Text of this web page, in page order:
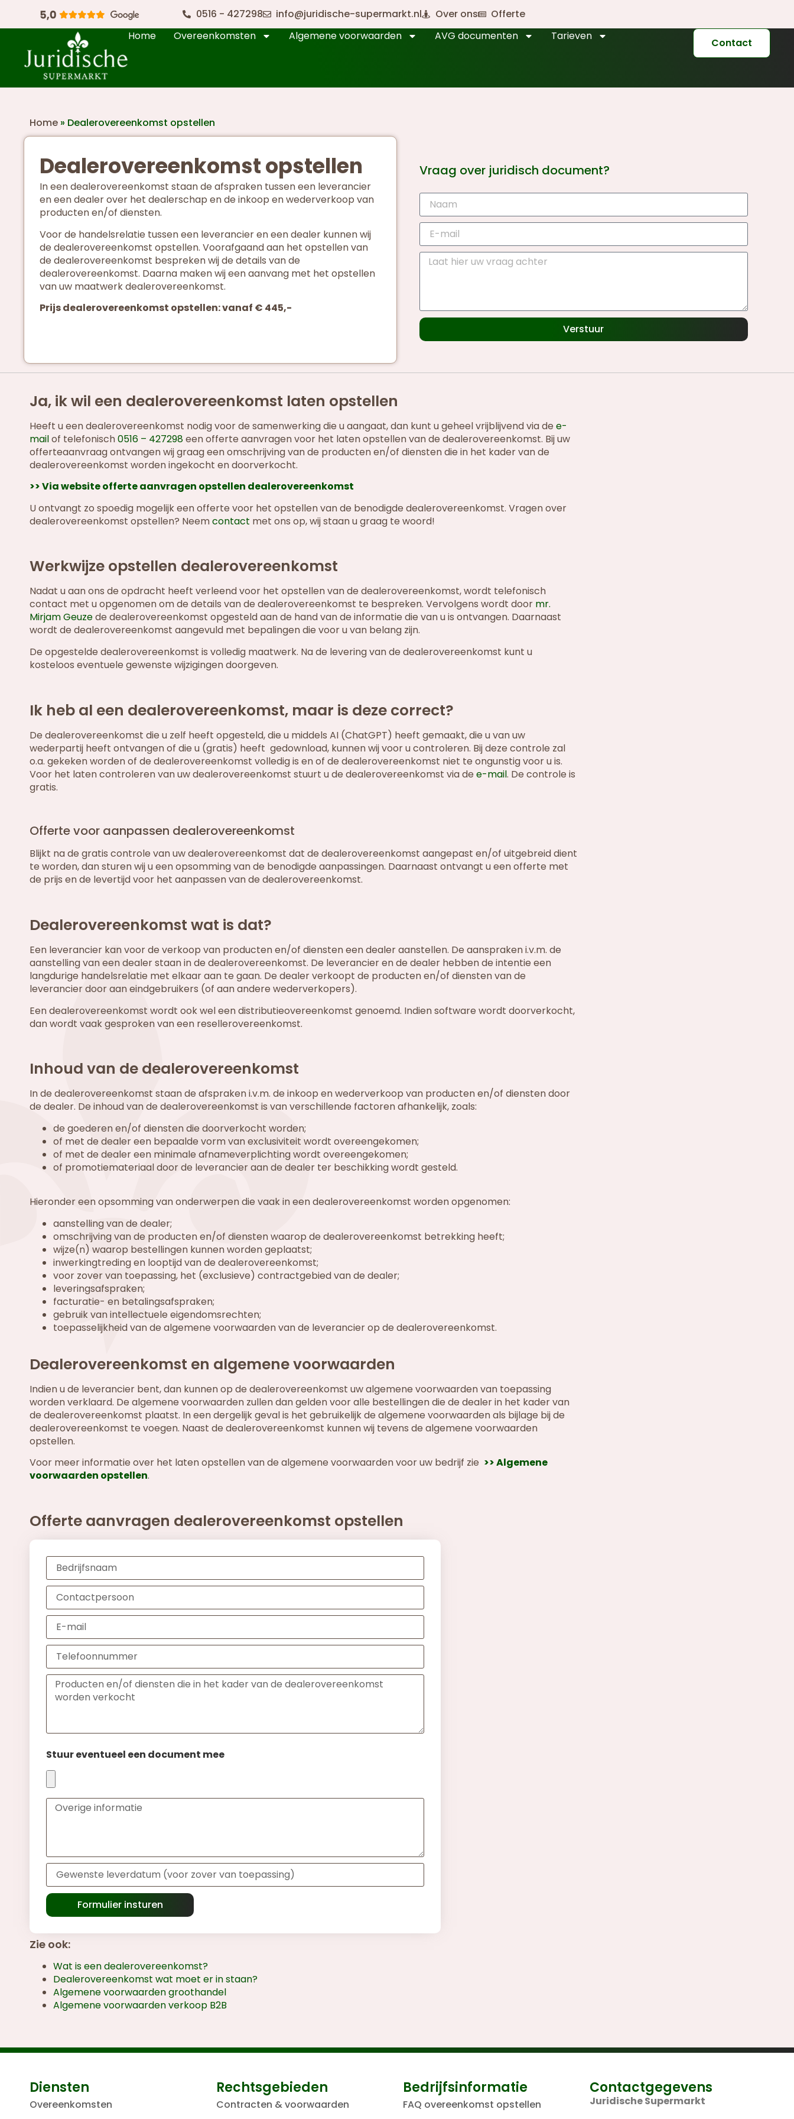
0516 - 427298 info@juridische-supermarkt.nl Over ons
Offerte
Home
Overeenkomsten Algemene voorwaarden AVG documenten Tarieven
Contact
Home » Dealerovereenkomst opstellen
Vraag over juridisch document?
Verstuur
Dealerovereenkomst opstellen
In een dealerovereenkomst staan de afspraken tussen een leverancier
en een dealer over het dealerschap en de inkoop en wederverkoop van
producten en/of diensten.
Voor de handelsrelatie tussen een leverancier en een dealer kunnen wij
de dealerovereenkomst opstellen. Voorafgaand aan het opstellen van
de dealerovereenkomst bespreken wij de details van de
dealerovereenkomst. Daarna maken wij een aanvang met het opstellen
van uw maatwerk dealerovereenkomst.
Prijs dealerovereenkomst opstellen: vanaf € 445,-
Ja, ik wil een dealerovereenkomst laten opstellen
Heeft u een dealerovereenkomst nodig voor de samenwerking die u aangaat, dan kunt u geheel vrijblijvend via dee-
mailof telefonisch0516 – 427298een offerte aanvragen voor het laten opstellen van de dealerovereenkomst. Bij uw
offerteaanvraag ontvangen wij graag een omschrijving van de producten en/of diensten die in het kader van de
dealerovereenkomst worden ingekocht en doorverkocht.
>> Via website offerte aanvragen opstellen dealerovereenkomst
U ontvangt zo spoedig mogelijk een offerte voor het opstellen van de benodigde dealerovereenkomst. Vragen over
dealerovereenkomst opstellen? Neemcontact met ons op, wij staan u graag te woord!
Werkwijze opstellen dealerovereenkomst
Nadat u aan ons de opdracht heeft verleend voor het opstellen van de dealerovereenkomst, wordt telefonisch
contact met u opgenomen om de details van de dealerovereenkomst te bespreken. Vervolgens wordt door mr.
Mirjam Geuzede dealerovereenkomst opgesteld aan de hand van de informatie die van u is ontvangen. Daarnaast
wordt de dealerovereenkomst aangevuld met bepalingen die voor u van belang zijn.
De opgestelde dealerovereenkomst is volledig maatwerk. Na de levering van de dealerovereenkomst kunt u
kosteloos eventuele gewenste wijzigingen doorgeven.
Ik heb al een dealerovereenkomst, maar is deze correct?
De dealerovereenkomst die u zelf heeft opgesteld, die u middels AI (ChatGPT) heeft gemaakt, die u van uw
wederpartij heeft ontvangen of die u (gratis) heeft gedownload, kunnen wij voor u controleren. Bij deze controle zal
o.a. gekeken worden of de dealerovereenkomst volledig is en of de dealerovereenkomst niet te ongunstig voor u is.
Voor het laten controleren van uw dealerovereenkomst stuurt u de dealerovereenkomst via dee-mail. De controle is
gratis.
Offerte voor aanpassen dealerovereenkomst
Blijkt na de gratis controle van uw dealerovereenkomst dat de dealerovereenkomst aangepast en/of uitgebreid dient
te worden, dan sturen wij u een opsomming van de benodigde aanpassingen. Daarnaast ontvangt u een offerte met
de prijs en de levertijd voor het aanpassen van de dealerovereenkomst.
Dealerovereenkomst wat is dat?
Een leverancier kan voor de verkoop van producten en/of diensten een dealer aanstellen. De aanspraken i.v.m. de
aanstelling van een dealer staan in de dealerovereenkomst. De leverancier en de dealer hebben de intentie een
langdurige handelsrelatie met elkaar aan te gaan. De dealer verkoopt de producten en/of diensten van de
leverancier door aan eindgebruikers (of aan andere wederverkopers).
Een dealerovereenkomst wordt ook wel een distributieovereenkomst genoemd. Indien software wordt doorverkocht,
dan wordt vaak gesproken van een resellerovereenkomst.
Inhoud van de dealerovereenkomst
In de dealerovereenkomst staan de afspraken i.v.m. de inkoop en wederverkoop van producten en/of diensten door
de dealer. De inhoud van de dealerovereenkomst is van verschillende factoren afhankelijk, zoals:
de goederen en/of diensten die doorverkocht worden;
of met de dealer een bepaalde vorm van exclusiviteit wordt overeengekomen;
of met de dealer een minimale afnameverplichting wordt overeengekomen;
of promotiemateriaal door de leverancier aan de dealer ter beschikking wordt gesteld.
Hieronder een opsomming van onderwerpen die vaak in een dealerovereenkomst worden opgenomen:
aanstelling van de dealer;
omschrijving van de producten en/of diensten waarop de dealerovereenkomst betrekking heeft;
wijze(n) waarop bestellingen kunnen worden geplaatst;
inwerkingtreding en looptijd van de dealerovereenkomst;
voor zover van toepassing, het (exclusieve) contractgebied van de dealer;
leveringsafspraken;
facturatie- en betalingsafspraken;
gebruik van intellectuele eigendomsrechten;
toepasselijkheid van de algemene voorwaarden van de leverancier op de dealerovereenkomst.
Dealerovereenkomst en algemene voorwaarden
Indien u de leverancier bent, dan kunnen op de dealerovereenkomst uw algemene voorwaarden van toepassing
worden verklaard. De algemene voorwaarden zullen dan gelden voor alle bestellingen die de dealer in het kader van
de dealerovereenkomst plaatst. In een dergelijk geval is het gebruikelijk de algemene voorwaarden als bijlage bij de
dealerovereenkomst te voegen. Naast de dealerovereenkomst kunnen wij tevens de algemene voorwaarden
opstellen.
Voor meer informatie over het laten opstellen van de algemene voorwaarden voor uw bedrijf zie >> Algemene
voorwaarden opstellen.
Offerte aanvragen dealerovereenkomst opstellen
Stuur eventueel een document mee
Formulier insturen
Zie ook:
Wat is een dealerovereenkomst?
Dealerovereenkomst wat moet er in staan?
Algemene voorwaarden groothandel
Algemene voorwaarden verkoop B2B
Diensten
Overeenkomsten
Rechtsgebieden
Contracten & voorwaarden
Bedrijfsinformatie
FAQ overeenkomst opstellen
Contactgegevens
Juridische Supermarkt